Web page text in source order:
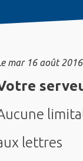
mar 16 août 2016
lettres